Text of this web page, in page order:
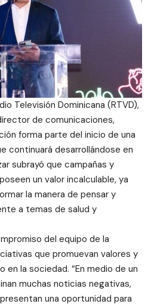
Televisión Dominicana (RTVD),
de comunicaciones,
forma parte del inicio de una
continuará desarrollándose en
subrayó que campañas y
un valor incalculable, ya
la manera de pensar y
a temas de salud y
del equipo de la
que promuevan valores y
la sociedad. “En medio de un
muchas noticias negativas,
una oportunidad para